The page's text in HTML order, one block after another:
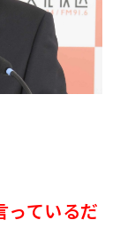
っているだ